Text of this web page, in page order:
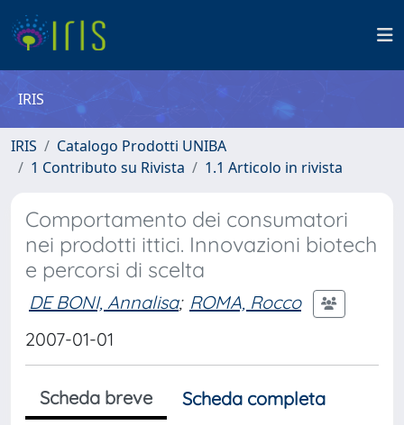
IRIS
IRIS
Catalogo Prodotti UNIBA
1 Contributo su Rivista
1.1 Articolo in rivista
Comportamento dei consumatori
nei prodotti ittici. Innovazioni biotech
e percorsi di scelta
DE BONI, Annalisa; ROMA, Rocco
2007-01-01
Scheda breve
Scheda completa